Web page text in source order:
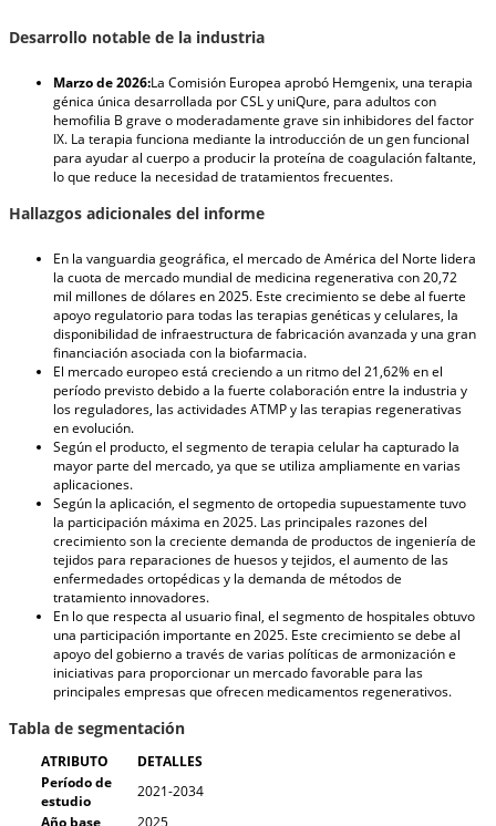
Desarrollo notable de la industria
Marzo de 2026:La Comisión Europea aprobó Hemgenix, una terapia
génica única desarrollada por CSL y uniQure, para adultos con
hemofilia B grave o moderadamente grave sin inhibidores del factor
IX. La terapia funciona mediante la introducción de un gen funcional
para ayudar al cuerpo a producir la proteína de coagulación faltante,
lo que reduce la necesidad de tratamientos frecuentes.
Hallazgos adicionales del informe
En la vanguardia geográfica, el mercado de América del Norte lidera
la cuota de mercado mundial de medicina regenerativa con 20,72
mil millones de dólares en 2025. Este crecimiento se debe al fuerte
apoyo regulatorio para todas las terapias genéticas y celulares, la
disponibilidad de infraestructura de fabricación avanzada y una gran
financiación asociada con la biofarmacia.
El mercado europeo está creciendo a un ritmo del 21,62% en el
período previsto debido a la fuerte colaboración entre la industria y
los reguladores, las actividades ATMP y las terapias regenerativas
en evolución.
Según el producto, el segmento de terapia celular ha capturado la
mayor parte del mercado, ya que se utiliza ampliamente en varias
aplicaciones.
Según la aplicación, el segmento de ortopedia supuestamente tuvo
la participación máxima en 2025. Las principales razones del
crecimiento son la creciente demanda de productos de ingeniería de
tejidos para reparaciones de huesos y tejidos, el aumento de las
enfermedades ortopédicas y la demanda de métodos de
tratamiento innovadores.
En lo que respecta al usuario final, el segmento de hospitales obtuvo
una participación importante en 2025. Este crecimiento se debe al
apoyo del gobierno a través de varias políticas de armonización e
iniciativas para proporcionar un mercado favorable para las
principales empresas que ofrecen medicamentos regenerativos.
Tabla de segmentación
ATRIBUTO
DETALLES
Período de
estudio
2021-2034